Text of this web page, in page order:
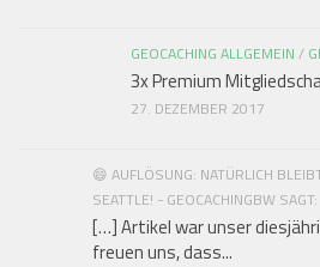
GEOCACHING ALLGEMEIN /
3x Premium
27. DEZEMBER 2017
😄 AUFLÖSUNG: NATÜRLICH
SEATTLE! - GEOCACHINGBW SAGT:
[…] Artikel war unser
freuen uns, dass...